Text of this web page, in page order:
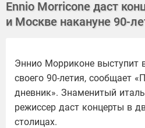
Ennio Morricone даст
и Москве накануне 90-
Эннио Морриконе выступит
своего 90-летия, сообщает
дневник». Знаменитый
режиссер даст концерты в
столицах.